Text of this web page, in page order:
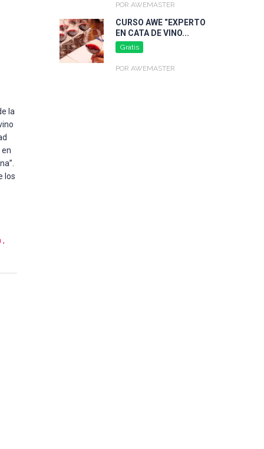
la
los
POR AWEMASTER
CURSO AWE “EXPERTO
EN CATA DE VINO...
Gratis
POR AWEMASTER